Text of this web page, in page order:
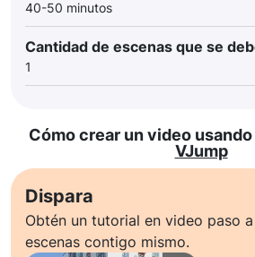
40-50 minutos
Cantidad de escenas que se
1
Cómo crear un video
VJump
Dispara
Obtén un tutorial en video paso
escenas contigo mismo.